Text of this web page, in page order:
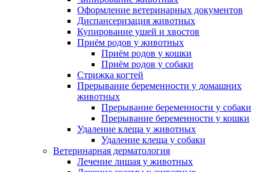
Оформление ветеринарных документов
Диспансеризация животных
Купирование ушей и хвостов
Приём родов у животных
Приём родов у кошки
Приём родов у собаки
Стрижка когтей
Прерывание беременности у домашних
животных
Прерывание беременности у собаки
Прерывание беременности у кошки
Удаление клеща у животных
Удаление клеща у собаки
Ветеринарная дерматология
Лечение лишая у животных